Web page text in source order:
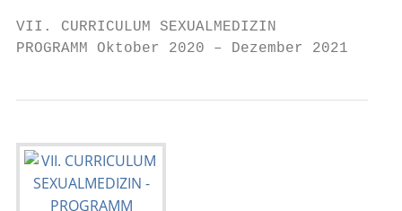
VII. CURRICULUM SEXUALMEDIZIN
PROGRAMM Oktober 2020 – Dezember 2021